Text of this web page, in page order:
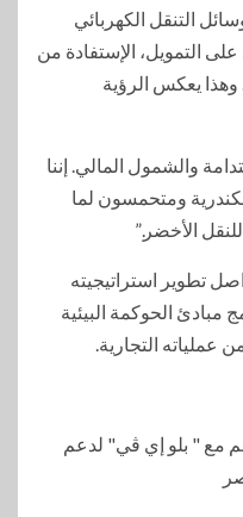
التنقل الكهربائي
التمويل، الإستفادة من
وهذا يعكس الرؤية
والشمول المالي. إننا
ومتحمسون لما
الأخضر.”
تطوير استراتيجيته
الحوكمة البيئية